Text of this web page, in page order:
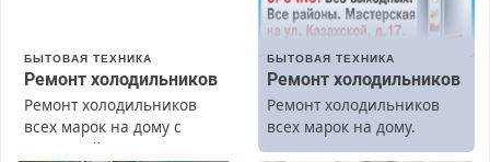
БЫТОВАЯ ТЕХНИКА
Ремонт холодильников
Ремонт холодильников
всех марок на дому с
гарантией. Замена
БЫТОВАЯ ТЕХНИКА
Ремонт холодильников
Ремонт холодильников
всех марок на дому.